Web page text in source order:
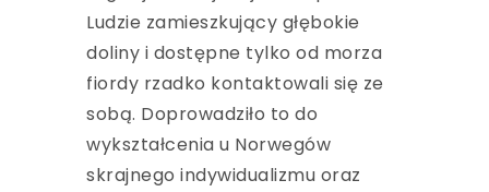
Ludzie zamieszkujący głębokie
doliny i dostępne tylko od morza
fiordy rzadko kontaktowali się ze
sobą. Doprowadziło to do
wykształcenia u Norwegów
skrajnego indywidualizmu oraz